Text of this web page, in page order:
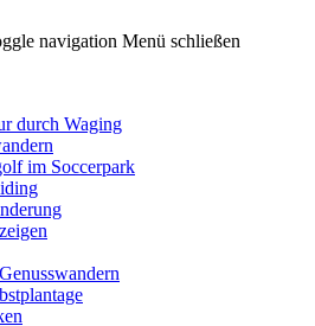
navigation Menü schließen
durch Waging
im Soccerpark